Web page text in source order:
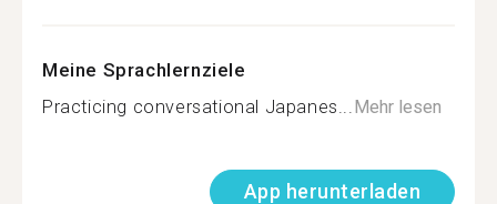
Meine Sprachlernziele
Practicing conversational Japanes...Mehr lesen
App herunterladen